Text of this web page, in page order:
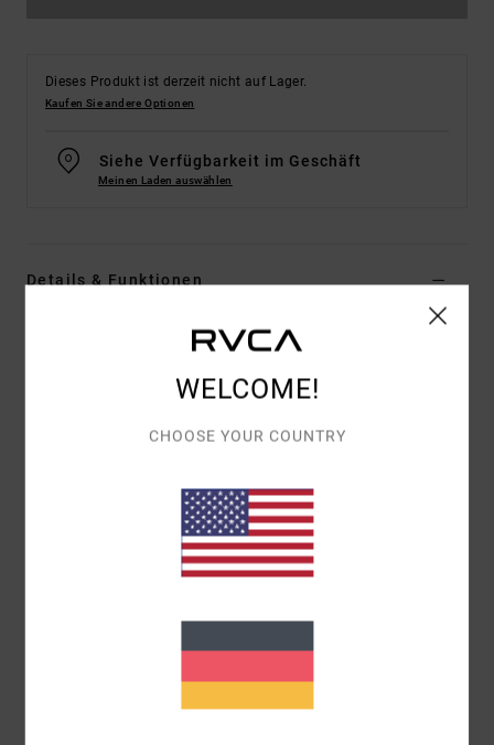
Dieses Produkt ist derzeit nicht auf Lager.
Kaufen Sie andere Optionen
Siehe Verfügbarkeit im Geschäft
Meinen Laden auswählen
Details & Funktionen
Männer Grün Shopper
Material: Canvas-Stoff aus Baumwolle [397 g]
Fach: 1 Hauptfach
Riemen: Feste Träger aus Canvas
Logo: Gewebtes Custom-Label mit Kunst des ANP-
Größe: 45,7 [H] x 35,56 [B] cm
Zusammensetzung[Hauptstoff] 100 % Baumwolle
WELCOME!
CHOOSE YOUR COUNTRY